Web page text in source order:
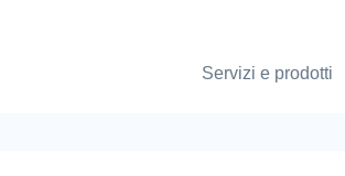
Servizi e prodotti